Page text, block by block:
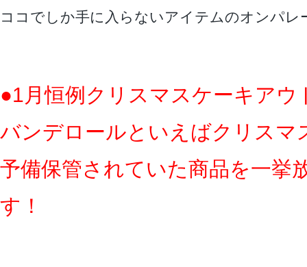
ココでしか手に入らないアイテムのオンパレ
●1月恒例クリスマスケーキアウ
バンデロールといえばクリスマ
予備保管されていた商品を一挙
す！